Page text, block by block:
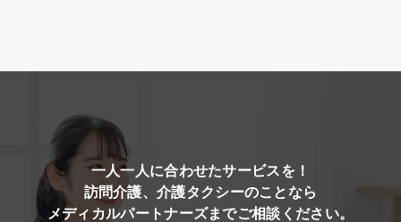
一人一人に合わせたサービスを！
訪問介護、介護タクシーのことなら
メディカルパートナーズまでご相談ください。